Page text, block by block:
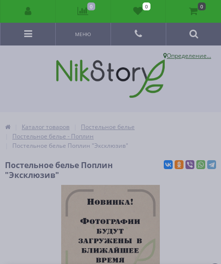
Определение...
МЕНЮ
Каталог товаров
Постельное белье
Постельное белье - Поплин
Постельное белье Поплин "Эксклюзив"
Постельное белье Поплин
"Эксклюзив"
0 0 0